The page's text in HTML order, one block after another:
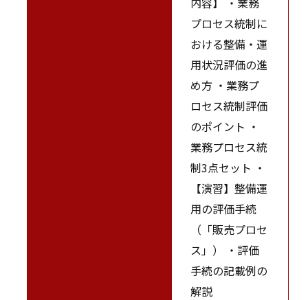
プロセス統制に
おける整備・運
用状況評価の進
め方 ・業務プ
ロセス統制評価
のポイント ・
業務プロセス統
制3点セット ・
【演習】整備運
用の評価手続
（「販売プロセ
ス」） ・評価
手続の記載例の
解説